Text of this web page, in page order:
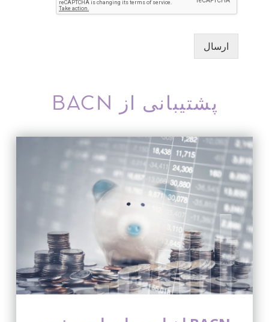
ارسال
پشتیبانی از BACN